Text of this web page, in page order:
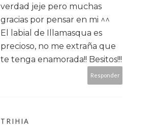
verdad jeje pero muchas
gracias por pensar en mi ^^
El labial de Illamasqua es
precioso, no me extraña que
te tenga enamorada!! Besitos!!!
Responder
TRIHIA